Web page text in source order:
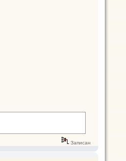
Записан